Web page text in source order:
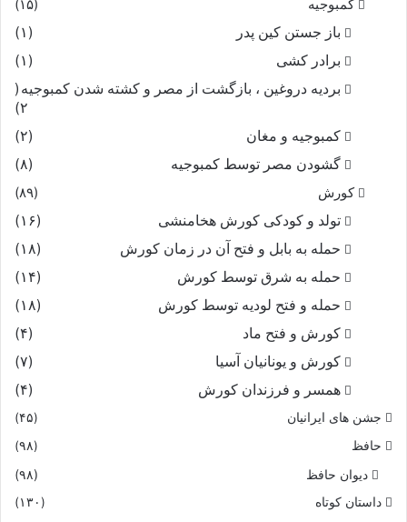
کمبوجیه
(۱۵)
باز جستن کین پدر
(۱)
برادر کشی
(۱)
بردیه دروغین ، بازگشت از مصر و کشته شدن کمبوجیه (
۲)
کمبوجیه و مغان
(۲)
گشودن مصر توسط کمبوجیه
(۸)
کورش
(۸۹)
تولد و کودکی کورش هخامنشی
(۱۶)
حمله به بابل و فتح آن در زمان کورش
(۱۸)
حمله به شرق توسط کورش
(۱۴)
حمله و فتح لودیه توسط کورش
(۱۸)
کورش و فتح ماد
(۴)
کورش و یونانیان آسیا
(۷)
همسر و فرزندان کورش
(۴)
جشن های ایرانیان
(۴۵)
حافظ
(۹۸)
دیوان حافظ (۹۸)
داستان کوتاه (۱۳۰)